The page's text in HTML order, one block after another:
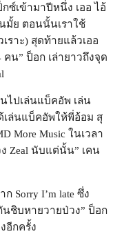
ซ์เข้ามาปีหนึ่ง เออ ไอ้
มั้ย ตอนนั้นเราใช้
าะ) สุดท้ายแล้วเออ
น” ป็อก เล่ายาวถึงจุด
ไปเล่นแบ็คอัพ เล่น
เล่นแบ็คอัพให้พี่อ้อม สุ
More Music ในเวลา
Zeal นับแต่นั้น” เคน
Sorry I’m late ซึ่ง
ชิบหายวายป่วง” ป็อก
อีกครั้ง